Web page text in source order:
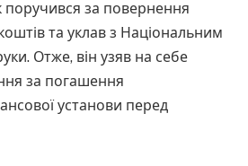
поручився за повернення
та уклав з Національним
Отже, він узяв на себе
за погашення
установи перед